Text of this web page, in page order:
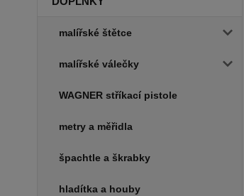
malířské štětce
malířské válečky
WAGNER stříkací pistole
metry a měřidla
špachtle a škrabky
hladítka a houby